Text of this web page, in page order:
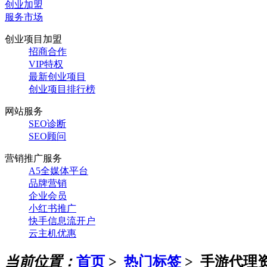
创业加盟
服务市场
创业项目加盟
招商合作
VIP特权
最新创业项目
创业项目排行榜
网站服务
SEO诊断
SEO顾问
营销推广服务
A5全媒体平台
品牌营销
企业会员
小红书推广
快手信息流开户
云主机优惠
当前位置： 首页 > 热门标签 > 手游代理